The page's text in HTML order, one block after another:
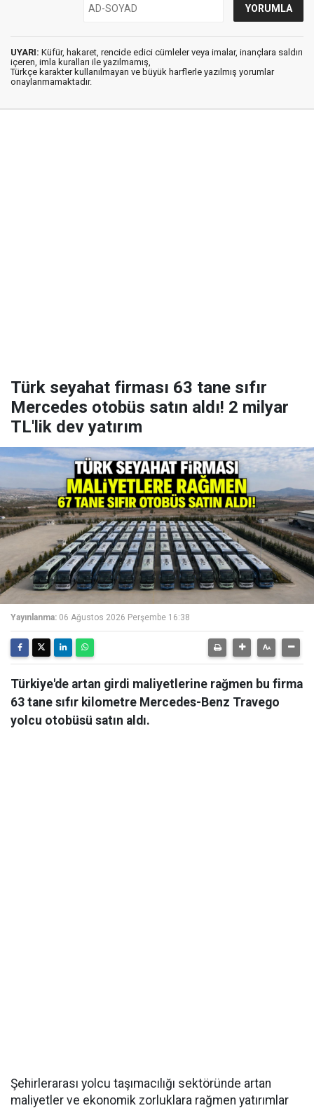
UYARI: Küfür, hakaret, rencide edici cümleler veya imalar, inançlara saldırı
içeren, imla kuralları ile yazılmamış,
Türkçe karakter kullanılmayan ve büyük harflerle yazılmış yorumlar
onaylanmamaktadır.
Türk seyahat firması 63 tane sıfır
Mercedes otobüs satın aldı! 2 milyar
TL'lik dev yatırım
Yayınlanma: 06 Ağustos 2026 Perşembe 16:38
Türkiye'de artan girdi maliyetlerine rağmen bu firma
63 tane sıfır kilometre Mercedes-Benz Travego
yolcu otobüsü satın aldı.
Şehirlerarası yolcu taşımacılığı sektöründe artan
maliyetler ve ekonomik zorluklara rağmen yatırımlar